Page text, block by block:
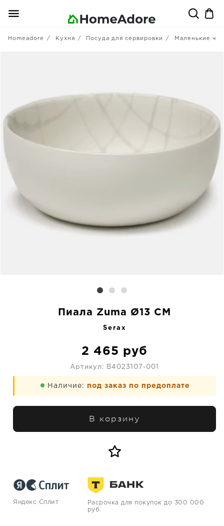
Homeadore Кухня Посуда для сервировки Маленькие
Пиала Zuma Ø13 CM
Serax
2 465 руб
Артикул: B4023107-001
Наличие: под заказ по предоплате
В корзину
Яндекс Сплит
Расрочка для покупок до 300 000
руб.